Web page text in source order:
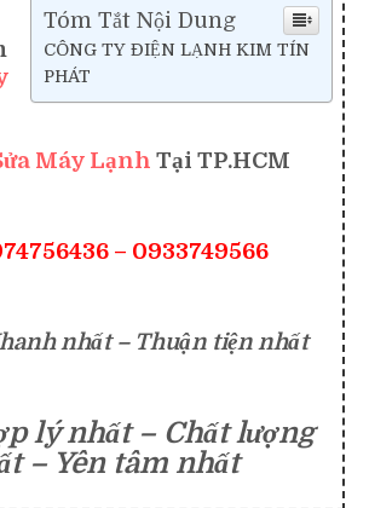
Tóm Tắt Nội Dung
CÔNG TY ĐIỆN LẠNH KIM TÍN
PHÁT
Máy Lạnh Tại TP.HCM
– 0933749566
nhất – Thuận tiện nhất
lý nhất – Chất lượng
– Yên tâm nhất